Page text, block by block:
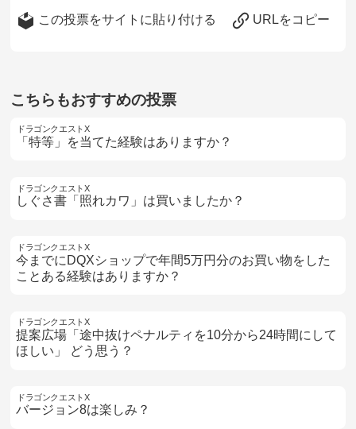
この投票をサイトに貼り付ける URLをコピー
こちらもおすすめの投票
ドラゴンクエストX
「特等」を当てた経験はありますか？
ドラゴンクエストX
しぐさ書「照れカワ」は買いましたか？
ドラゴンクエストX
今までにDQXショップで年間5万円分のお買い物をした
ことある経験はありますか？
ドラゴンクエストX
提案広場「途中抜けペナルティを10分から24時間にして
ほしい」 どう思う？
ドラゴンクエストX
バージョン8は楽しみ？